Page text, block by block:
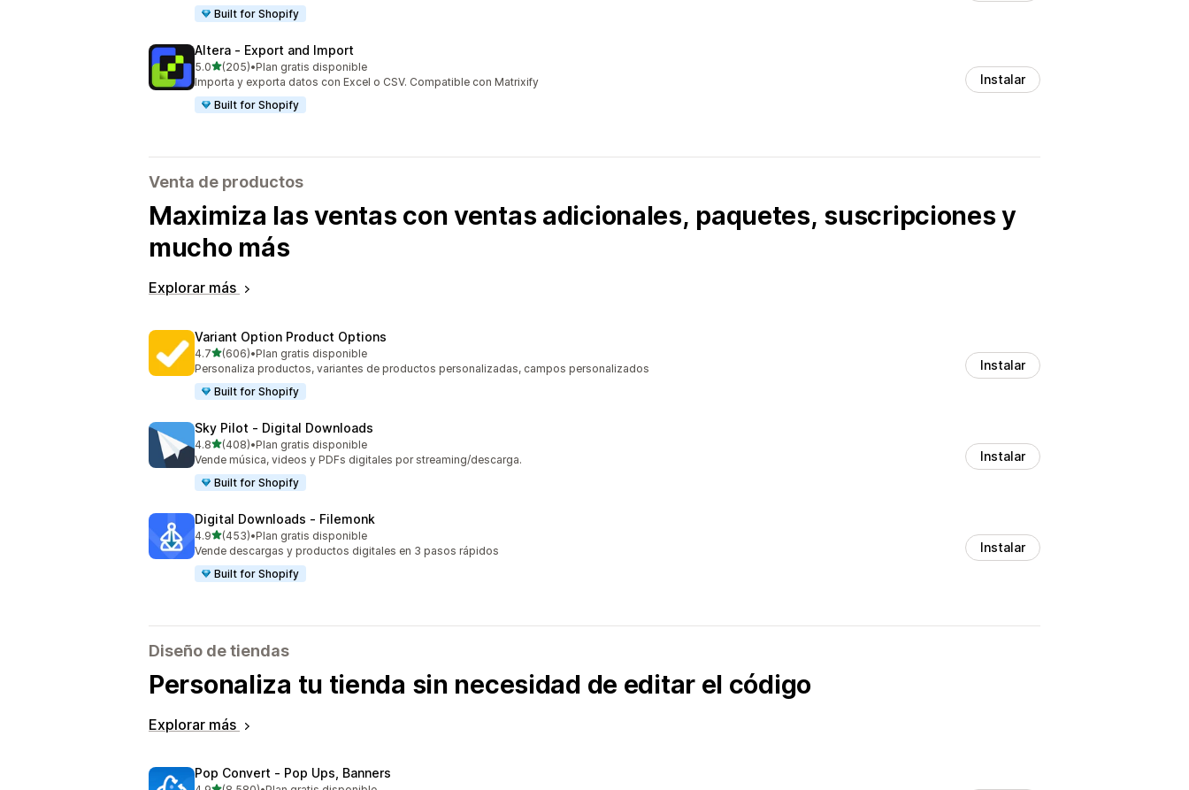
Built for Shopify
Altera ‑ Export and Import
5.0de 5 estrellas
(205)
205 reseñas en total
•Plan gratis disponible
Importa y exporta datos con Excel o CSV. Compatible con Matrixify
Built for Shopify
Instalar
Venta de productos
Maximiza las ventas con ventas adicionales, paquetes, suscripciones y
mucho más
Explorar más
Variant Option Product Options
4.7de 5 estrellas
(606)
606 reseñas en total
•Plan gratis disponible
Personaliza productos, variantes de productos personalizadas, campos personalizados
Built for Shopify
Instalar
Sky Pilot ‑ Digital Downloads
4.8de 5 estrellas
(408)
408 reseñas en total
•Plan gratis disponible
Vende música, videos y PDFs digitales por streaming/descarga.
Built for Shopify
Instalar
Digital Downloads ‑ Filemonk
4.9de 5 estrellas
(453)
453 reseñas en total
•Plan gratis disponible
Vende descargas y productos digitales en 3 pasos rápidos
Built for Shopify
Instalar
Diseño de tiendas
Personaliza tu tienda sin necesidad de editar el código
Explorar más
Pop Convert ‑ Pop Ups, Banners